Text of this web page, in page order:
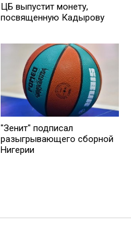
ЦБ выпустит монету,
посвященную Кадырову
"Зенит" подписал
разыгрывающего сборной
Нигерии